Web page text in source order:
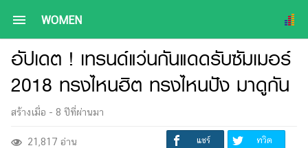
WOMEN
menu
อัปเดต ! เทรนด์แว่นกันแดดรับซัมเมอร์
2018 ทรงไหนฮิต ทรงไหนปัง มาดูกัน
สร้างเมื่อ - 8 ปีที่ผ่านมา
21,817 อ่าน แชร์ ทวิต